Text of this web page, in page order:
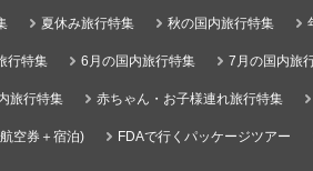
夏休み旅行特集 秋の国内旅行特集
行特集 6月の国内旅行特集 7月の国内旅
旅行特集 赤ちゃん・お子様連れ旅行特集
空券＋宿泊) FDAで行くパッケージツアー